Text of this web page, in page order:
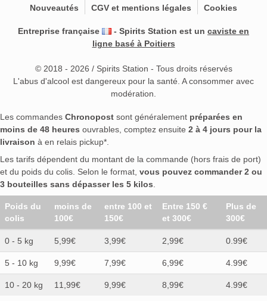
Nouveautés
CGV et mentions légales Cookies
Entreprise française - Spirits Station est un caviste en
ligne basé à Poitiers
© 2018 - 2026 / Spirits Station - Tous droits réservés
L'abus d'alcool est dangereux pour la santé. A consommer avec
modération.
Les commandes Chronopost sont généralement préparées en
moins de 48 heures ouvrables, comptez ensuite 2 à 4 jours pour la
livraison à en relais pickup*.
Les tarifs dépendent du montant de la commande (hors frais de port)
et du poids du colis. Selon le format, vous pouvez commander 2 ou
3 bouteilles sans dépasser les 5 kilos
Poids du
colis
moins de
100€
entre 100 et
150€
Entre 150 €
et 300€
Plus de
300€
0 - 5 kg 5,99€ 3,99€ 2,99€ 0.99€
5 - 10 kg 9,99€ 7,99€ 6,99€ 4.99€
10 - 20 kg 11,99€ 9,99€ 8,99€ 4.99€